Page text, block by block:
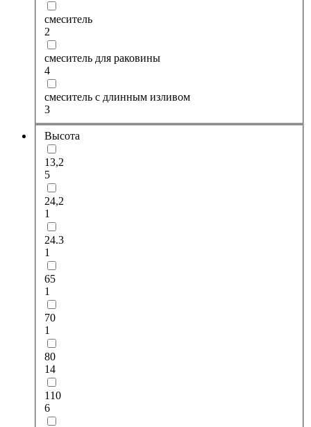
смеситель
2
смеситель для раковины
4
смеситель с длинным изливом
3
Высота
13,2
5
24,2
1
24.3
1
65
1
70
1
80
14
110
6